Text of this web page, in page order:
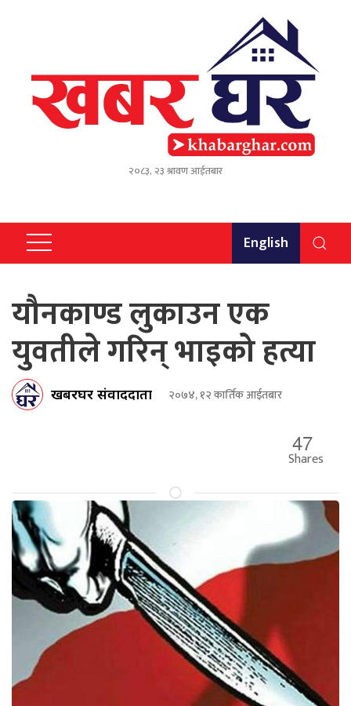
२०८३, २३ श्रावण आईतबार
English
यौनकाण्ड लुकाउन एक
युवतीले गरिन् भाइको हत्या
खबरघर संवाददाता २०७४, १२ कार्तिक आईतबार
47
Shares